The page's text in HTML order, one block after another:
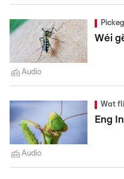
Wéi
Audio
Wat
Eng
Audio